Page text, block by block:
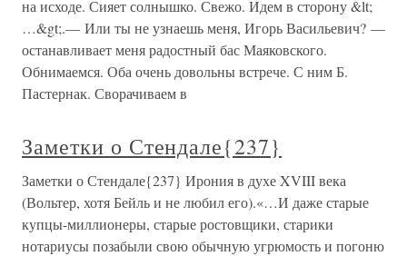
на исходе. Сияет солнышко. Свежо. Идем в сторону &lt;
…&gt;.— Или ты не узнаешь меня, Игорь Васильевич? —
останавливает меня радостный бас Маяковского.
Обнимаемся. Оба очень довольны встрече. С ним Б.
Пастернак. Сворачиваем в
Заметки о Стендале{237}
Заметки о Стендале{237} Ирония в духе XVIII века
(Вольтер, хотя Бейль и не любил его).«…И даже старые
купцы-миллионеры, старые ростовщики, старики
нотариусы позабыли свою обычную угрюмость и погоню